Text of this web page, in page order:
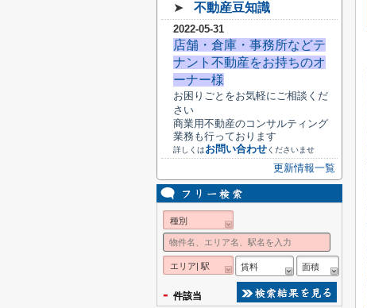
➤ 不動産豆知識
2022-05-31
店舗・倉庫・事務所などテ
ナント不動産をお持ちのオ
ーナー様
お困りごとをお気軽にご相談くだ
さい
商業用不動産のコンサルティング
業務も行っております
詳しくはお問い合わせくださいませ
更新情報一覧
種別
エリア| 駅 賃料 面積
- 件該当